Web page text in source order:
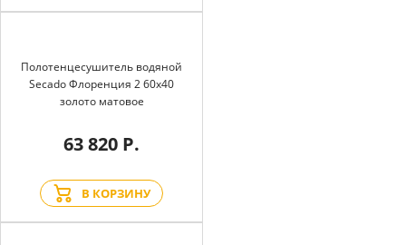
Полотенцесушитель водяной
Secado Флоренция 2 60x40
золото матовое
63 820 Р.
В КОРЗИНУ